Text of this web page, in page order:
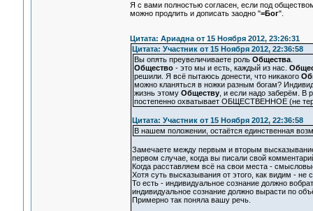
Я с вами полностью согласен, если под
можно продлить и дописать заодно "=Бог".
Цитата: Ариадна от 15 Ноября 2012, 23:26:31
Цитата: Участник от 15 Ноября 2012, 22:36:58
Вы опять преувеличиваете роль Общества.
Общество- это мы и есть, каждый из нас.
решили. Я всё пытаюсь донести, что никакого
можно кланяться в ножки разным богам?
жизнь этому Обществу, и если надо заберём. В
постепенно охватывает ОБЩЕСТВЕННОЕ (не
Цитата: Участник от 15 Ноября 2012, 22:36:58
В нашем положении, остаётся единственная
Замечаете между первым и вторым
первом случае, когда вы писали свой
Когда расставляем всё на свои места -
Хотя суть высказывания от этого, как видим - не
То есть - индивидуальное сознание должно
индивидуальное сознание должно вырасти по
Примерно так поняла вашу речь.